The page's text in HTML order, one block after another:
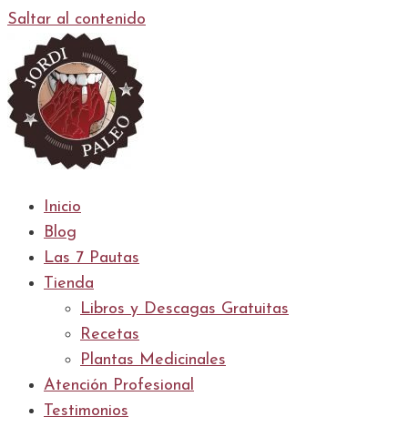
Saltar al contenido
Inicio
Blog
Las 7 Pautas
Tienda
Libros y Descagas Gratuitas
Recetas
Plantas Medicinales
Atención Profesional
Testimonios